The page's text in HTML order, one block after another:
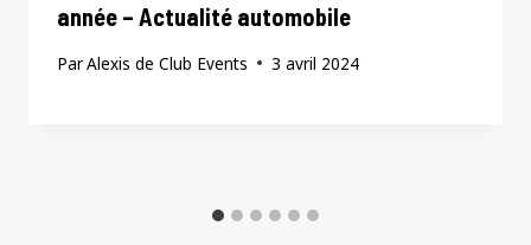
année – Actualité automobile
ParAlexis de Club Events 3 avril 2024